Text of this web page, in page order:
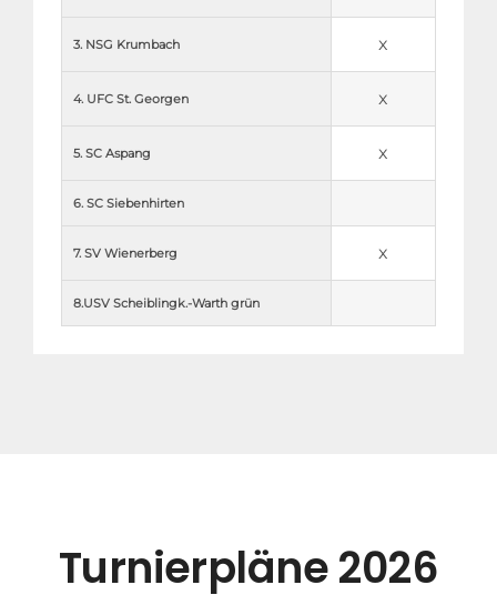
3. NSG Krumbach x
4. UFC St. Georgen x
5. SC Aspang x
6. SC Siebenhirten
7. SV Wienerberg x
8.USV Scheiblingk.-Warth grün
Turnierpläne 2026